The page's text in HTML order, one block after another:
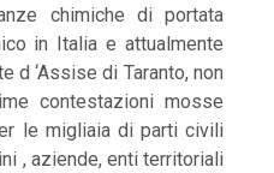
chimiche di portata
in Italia e attualmente
d ‘Assise di Taranto, non
contestazioni mosse
le migliaia di parti civili
, aziende, enti territoriali